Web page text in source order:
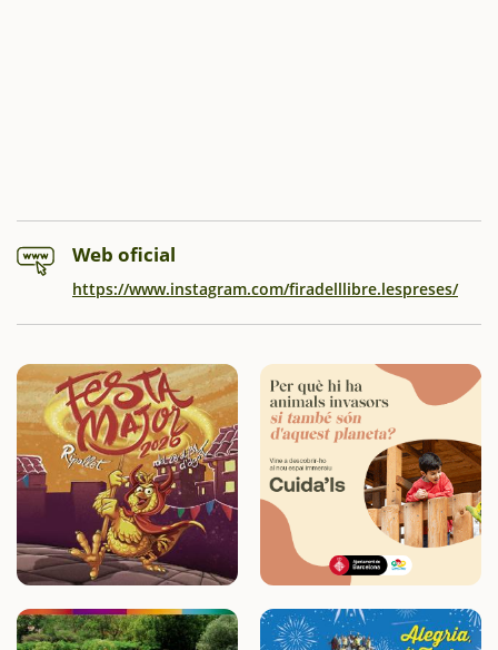
Web oficial
https://www.instagram.com/firadelllibre.lespreses/